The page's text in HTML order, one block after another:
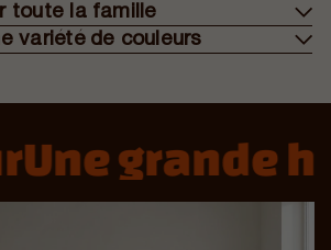
toute la famille
variété de couleurs
grande